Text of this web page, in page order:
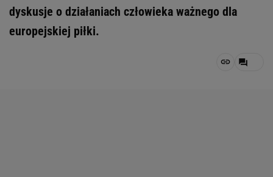
dyskusje o działaniach człowieka ważnego dla
europejskiej piłki.